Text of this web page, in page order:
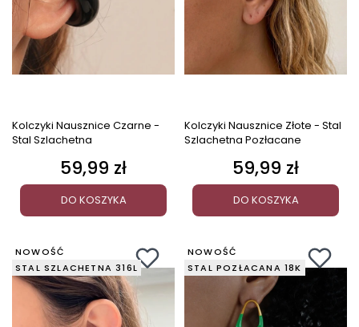
Kolczyki Nausznice Czarne -
Stal Szlachetna
Cena
59,99 zł
DO KOSZYKA
Kolczyki Nausznice Złote - Stal
Szlachetna Pozłacane
Cena
59,99 zł
DO KOSZYKA
NOWOŚĆ
STAL SZLACHETNA 316L
NOWOŚĆ
STAL POZŁACANA 18K